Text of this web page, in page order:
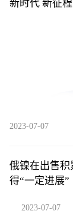
新时代 新征
2023-07-07
俄镍在出售积
得“一定进展”
2023-07-07